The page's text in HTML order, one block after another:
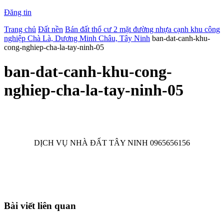
Đăng tin
Trang chủ Đất nền Bán đất thổ cư 2 mặt đường nhựa cạnh khu công
nghiệp Chà Là, Dương Minh Châu, Tây Ninh ban-dat-canh-khu-
cong-nghiep-cha-la-tay-ninh-05
ban-dat-canh-khu-cong-
nghiep-cha-la-tay-ninh-05
DỊCH VỤ NHÀ ĐẤT TÂY NINH 0965656156
Bài viết liên quan